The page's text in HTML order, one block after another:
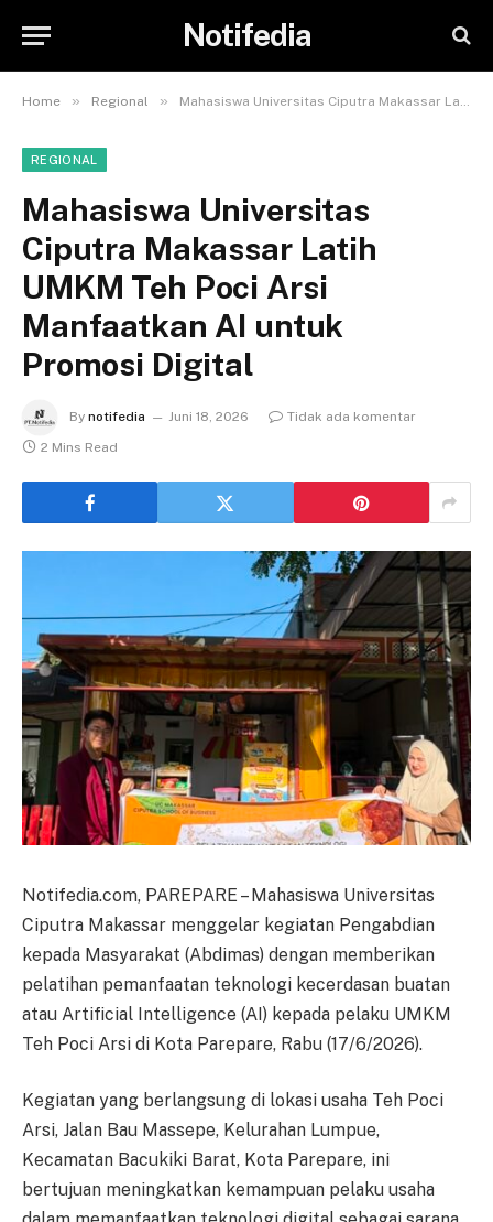
Notifedia
Home » Regional » Mahasiswa Universitas Ciputra Makassar Latih UMKM Teh Poci Arsi Manfaatkan AI untuk Promosi Digital
REGIONAL
Mahasiswa Universitas
Ciputra Makassar Latih
UMKM Teh Poci Arsi
Manfaatkan AI untuk
Promosi Digital
By notifedia Juni 18, 2026
Tidak ada komentar
2 Mins Read
Notifedia.com, PAREPARE – Mahasiswa Universitas
Ciputra Makassar menggelar kegiatan Pengabdian
kepada Masyarakat (Abdimas) dengan memberikan
pelatihan pemanfaatan teknologi kecerdasan buatan
atau Artificial Intelligence (AI) kepada pelaku UMKM
Teh Poci Arsi di Kota Parepare, Rabu (17/6/2026).
Kegiatan yang berlangsung di lokasi usaha Teh Poci
Arsi, Jalan Bau Massepe, Kelurahan Lumpue,
Kecamatan Bacukiki Barat, Kota Parepare, ini
bertujuan meningkatkan kemampuan pelaku usaha